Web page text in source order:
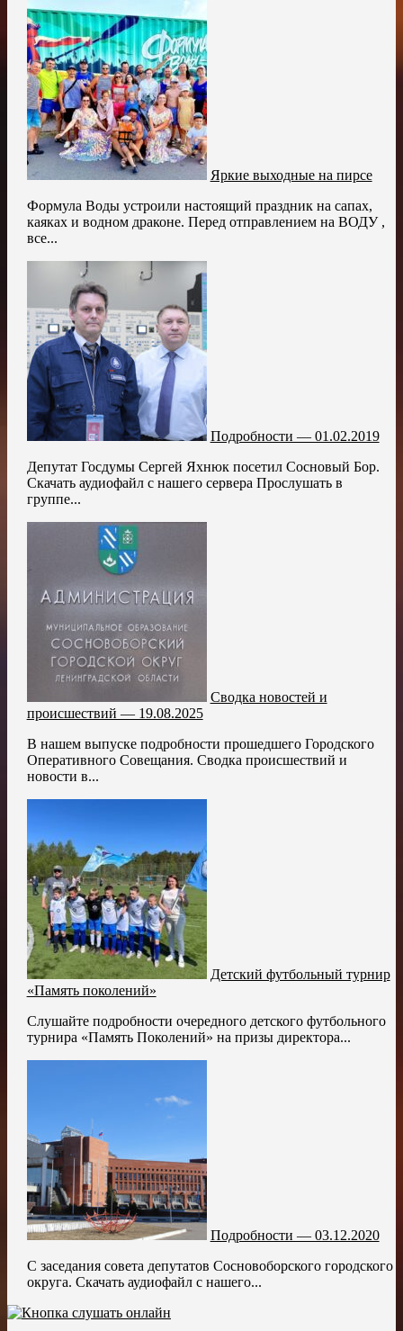
Яркие выходные на пирсе
Формула Воды устроили настоящий праздник на сапах,
каяках и водном драконе. Перед отправлением на ВОДУ ,
все...
Подробности — 01.02.2019
Депутат Госдумы Сергей Яхнюк посетил Сосновый Бор.
Скачать аудиофайл с нашего сервера Прослушать в
группе...
Сводка новостей и
происшествий — 19.08.2025
В нашем выпуске подробности прошедшего Городского
Оперативного Совещания. Сводка происшествий и
новости в...
Детский футбольный турнир
«Память поколений»
Слушайте подробности очередного детского футбольного
турнира «Память Поколений» на призы директора...
Подробности — 03.12.2020
С заседания совета депутатов Сосновоборского городского
округа. Скачать аудиофайл с нашего...